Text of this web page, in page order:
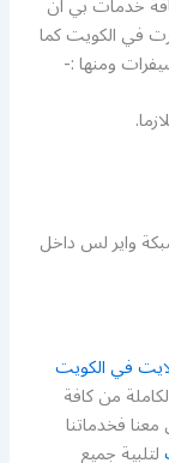
في الكويت كما
ومنها :-
واير لس داخل
في الكويت
من كافة
فخدماتنا
لتلبية جميع